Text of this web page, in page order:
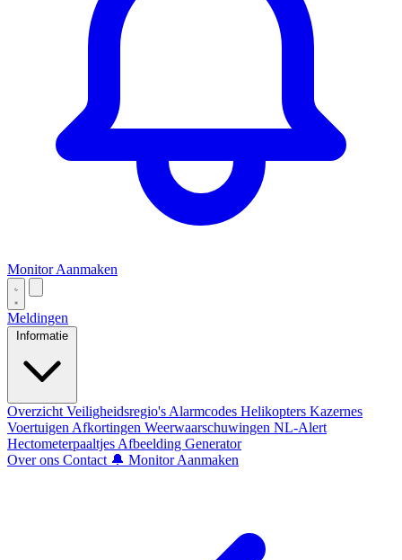
Monitor Aanmaken
Meldingen
Informatie
Overzicht Veiligheidsregio's Alarmcodes Helikopters Kazernes
Voertuigen Afkortingen Weerwaarschuwingen NL-Alert
Hectometerpaaltjes Afbeelding Generator
Over ons Contact 🔔 Monitor Aanmaken